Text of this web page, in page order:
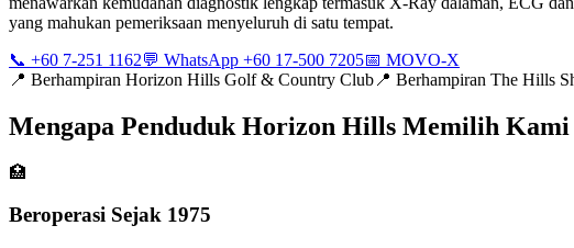
yang mahukan pemeriksaan menyeluruh di satu tempat.
📞 +60 7-251 1162💬 WhatsApp +60 17-500 7205📅 MOVO-X
📍 Berhampiran Horizon Hills Golf & Country Club 📍 Berhampiran The Hills
Mengapa Penduduk Horizon Hills Memilih Kami
🏥
Beroperasi Sejak 1975